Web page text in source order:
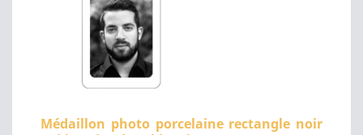
Médaillon photo porcelaine rectangle noir